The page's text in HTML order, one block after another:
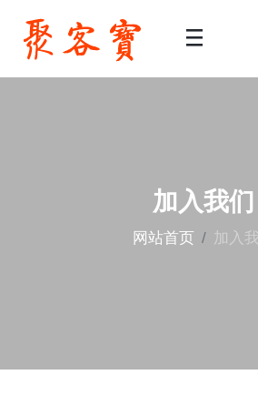
加入我们
网站首页 加入